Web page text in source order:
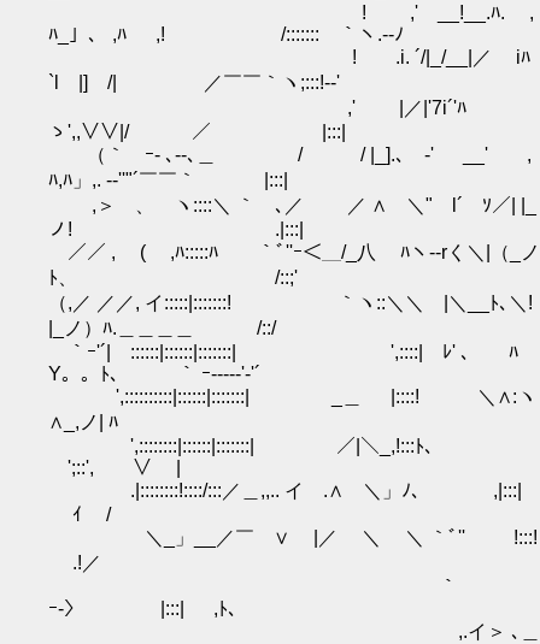
! ,' __!__.ﾊ. ,
ﾊ_」、 ,ﾊ ,! /:::::::￣｀ヽ.-‐ﾉ
! .i. ´/|_/__|／ iﾊ
`l |] /| ／￣￣｀ヽ;:::!-‐'
,' |／|'7i´'ﾊ
ゝ',,∨∨|/ ／ |:::|
（｀ ｰ- ､‐-､＿ / / |_].､ゝ-' __' ,
ﾊ,ﾊ」,. -‐''"´￣￣｀ |:::|
,＞ 、 ヽ::::＼ ｀ ､／ ／ ∧ ＼" l´ ｿ／| |_
ノ! .|:::|
／／ , ( ,ﾊ:::::ﾊ ｀ﾞ''ｰ＜＿/_八 ﾊヽ--rく＼|（_ノ
ﾄ、 /::;'
（,／ ／／, イ:::::|:::::::! ｀ヽ::＼＼ |＼__ﾄ､＼!
|_ノ）ﾊ.＿＿＿＿ /::/
｀ｰ'´|￣::::::|::::::|:::::::| ',::::| ﾚ' 、 ﾊ
Y。。ﾄ、 ｀ ｰ-----'‐'´
',::::::::::|::::::|:::::::| _＿ |::::! ＼∧:ヽ
∧_,ノ| ﾊ
',::::::::|::::::|:::::::| ／|＼_,!:::ﾄ、
';::', ∨ |
.|::::::::!::::/:::／＿,,.. イ .∧ ＼」ﾉ､ ,|:::|
ｲ /
＼_」__／￣ ∨ |／ ＼ ＼ ｀ﾞ'' !:::!
.!／
｀
ｰ-〉 |:::| ,ﾄ、
,.イ＞ ､＿